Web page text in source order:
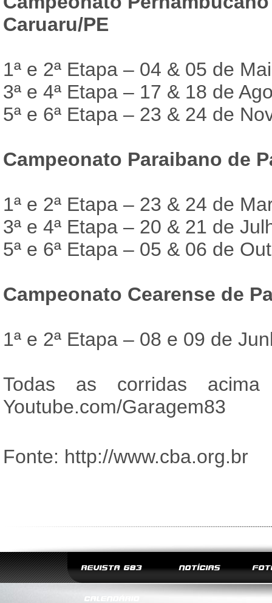
Caruaru/PE
1ª e 2ª Etapa – 04 & 05 de
3ª e 4ª Etapa – 17 & 18 de
5ª e 6ª Etapa – 23 & 24 de
Campeonato Paraibano de
1ª e 2ª Etapa – 23 & 24 de
3ª e 4ª Etapa – 20 & 21 de
5ª e 6ª Etapa – 05 & 06 de
Campeonato Cearense de
1ª e 2ª Etapa – 08 e 09 de
Todas as corridas
Youtube.com/Garagem83
Fonte: http://www.cba.org.br
REVISTA G83 NOTÍCIAS
CALENDÁRIO